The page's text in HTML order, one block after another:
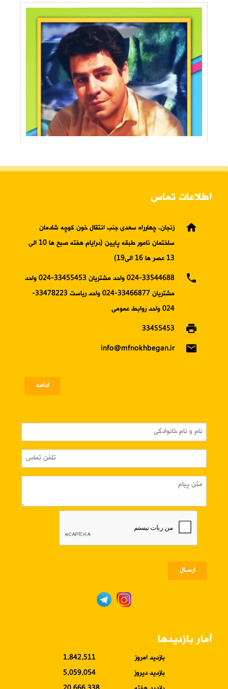
اطلاعات تماس
home
زنجان، چهارراه سعدی جنب انتقال خون کوچه شادمان
ساختمان نامور طبقه پایین (درایام هفته صبح ها 10 الی
13 عصر ها 16 الی19)
phone
024-33544688 واحد مشتریان 33455453-024 واحد
مشتریان 33466877-024 واحد ریاست 33478223-
024 واحد روابط عمومی
print
33455453
email
info@mfnokhbegan.ir
ادامه
ارسـال
آمار بازدیدها
بازدید امروز
1,842,511
بازدید دیروز
5,059,054